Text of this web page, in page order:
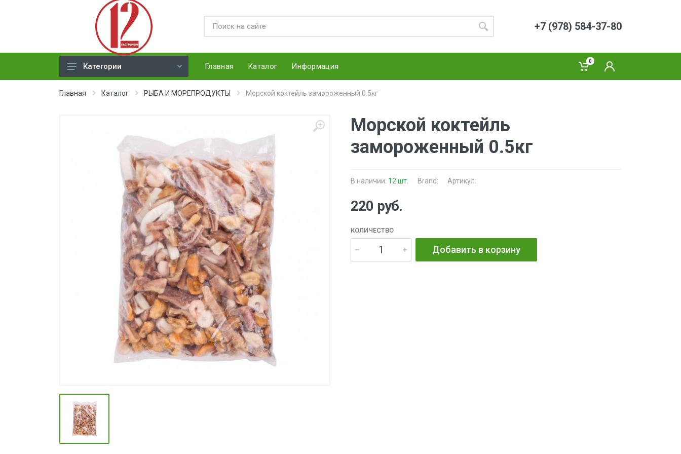
+7 (978) 584-37-80
МОЛОЧНАЯ ПРОДУКЦИЯ(
недлит. хранения)
ЗАМОРОЗКА (ягоды,овощи)
СПЕЦИИ, БУЛЬОНЫ
КОЛБАСНЫЕ ИЗДЕЛИЯ
МАКАРОННЫЕ ИЗДЕЛИЯ
СЫРЫ МЯГКИЕ И ПЛАВЛЕНЫЕ
МАСЛО РАСТ, ОЛИВКОВОЕ И
КОНФЕТЫ, ШОКОЛАД
МОЛОЧНАЯ ПРОДУКЦИЯ( длит.
хранения)
КЕТЧУПЫ, МАЙОНЕЗЫ, СОУСЫ
КОНСЕРВЫ ОВОЩНЫЕ
Категории Главная Каталог Информация
0
Главная Каталог РЫБА И МОРЕПРОДУКТЫ Морской коктейль замороженный 0.5кг
Морской коктейль
замороженный 0.5кг
В наличии: 12 шт. Brand: Артикул:
220 руб.
КОЛИЧЕСТВО
Добавить в корзину